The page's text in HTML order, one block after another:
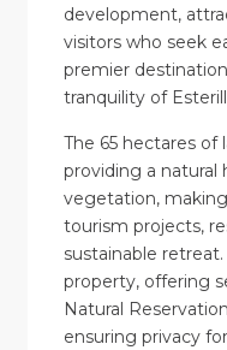
development,
visitors who seek
premier
tranquility of
The 65 hectares of
providing a natural
vegetation,
tourism projects,
sustainable
property, offering
Natural
ensuring privacy